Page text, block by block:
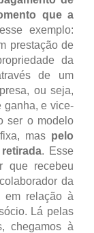
que a
exemplo:
prestação de
da
de um
ou seja,
ganha, e vice-
ser o modelo
mas pelo
. Esse
que recebeu
da
em relação à
Lá pelas
chegamos à